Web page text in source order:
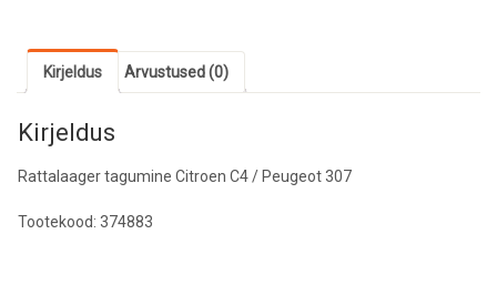
Kirjeldus Arvustused (0)
Kirjeldus
Rattalaager tagumine Citroen C4 / Peugeot 307
Tootekood: 374883